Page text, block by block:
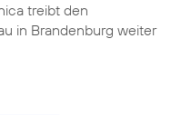
treibt den
in Brandenburg weiter